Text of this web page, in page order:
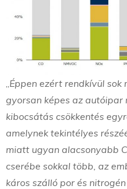
Éppen ezért rendkívül sok
gyorsan képes az
kibocsátás csökkentés
amelynek tekintélyes
miatt ugyan alacsonyabb
cserébe sokkal több, az
káros szálló por és